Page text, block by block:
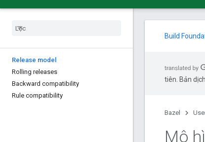
Release model
Rolling releases
Backward compatibility
Rule compatibility
Build
tiên. Bản
Bazel
Mô